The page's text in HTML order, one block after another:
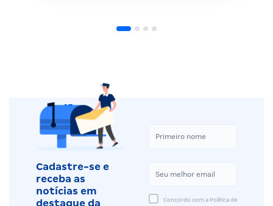
Cadastre-se e
receba as
notícias em
destaque da
Concordo com a Política de